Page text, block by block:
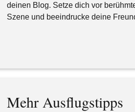
deinen Blog. Setze dich vor
Szene und beeindrucke deine
Mehr Ausflugstipps